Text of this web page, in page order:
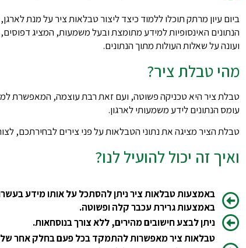
ביום עיון מרתק תוכלו ללמוד כיצד ליצור טבלאות ציר על מנת
הנתונים האינסופיות למידע מתומצת ובעל משמעות, המציג
ועונה על שאלות העולות מתוך הנתונים.
מהי טבלת ציר?
טבלת ציר היא טכניקה פשוטה, ועם זאת רבת עוצמה, המאפשרת
עומס הנתונים לידע משמעותי לארגון.
טבלת הציר מציגה את נתוני הטבלאות על פני צירים לבחירתכם,
ואיך זה יכול להועיל לנו?
באמצעות טבלאות ציר ניתן להסתכל על אותו מידע
באמצעות גרירת עכבר קלה ופשוטה.
ניתן לבצע חישובים מהירים, ללא צורך בנוסחאות.
טבלאות ציר מאפשרות להתמקד בכל פעם בחלק אחר של